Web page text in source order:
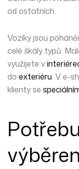
od ostatních.
Vozíky jsou
celé škály typů:
využijete v
do exteriéru. V e-
klienty se